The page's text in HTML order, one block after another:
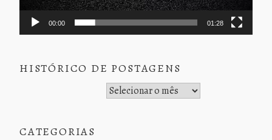
00:00 01:28
HISTÓRICO DE POSTAGENS
CATEGORIAS